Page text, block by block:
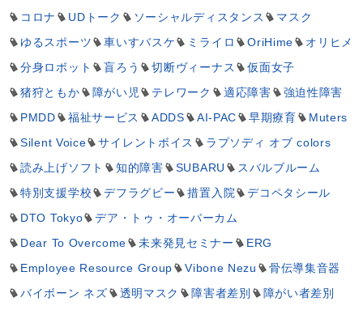
コロナ
UDトーク ソーシャルディスタンス
マスク
ゆるスポーツ
車いすバスケ ミライロ OriHime
オリヒメ
分身ロボット
盲ろう 切断ヴィーナス
仮面女子
猪狩ともか
障がい児 テレワーク 適応障害
強迫性障害
PMDD
福祉サービス ADDS AI-PAC 早期療育
Muters
Silent Voice
サイレントボイス
ラプソディ オブ colors
読み上げソフト
知的障害 SUBARU
スバルブルーム
特別支援学校
デフラグビー 措置入院
デコペタシール
DTO Tokyo
デア・トゥ・オーバーカム
Dear To Overcome
未来発見セミナー
ERG
Employee Resource Group
Vibone Nezu
骨伝導集音器
バイボーン ネズ
透明マスク 障害者差別 障がい者差別